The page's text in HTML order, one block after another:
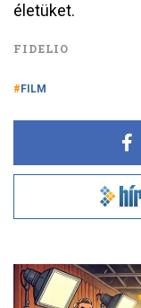
életüket.
FIDELIO
FILM